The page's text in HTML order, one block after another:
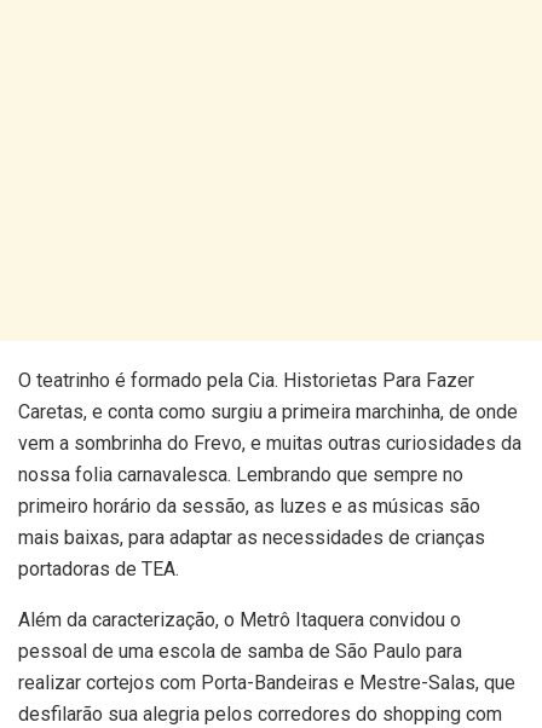
O teatrinho é formado pela Cia. Historietas Para Fazer
Caretas, e conta como surgiu a primeira marchinha, de onde
vem a sombrinha do Frevo, e muitas outras curiosidades da
nossa folia carnavalesca. Lembrando que sempre no
primeiro horário da sessão, as luzes e as músicas são
mais baixas, para adaptar as necessidades de crianças
portadoras de TEA.
Além da caracterização, o Metrô Itaquera convidou o
pessoal de uma escola de samba de São Paulo para
realizar cortejos com Porta-Bandeiras e Mestre-Salas, que
desfilarão sua alegria pelos corredores do shopping com